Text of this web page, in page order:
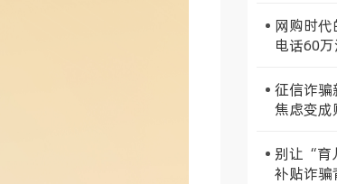
网购时
电话60万
征信诈骗
焦虑变成
别让“育
补贴诈